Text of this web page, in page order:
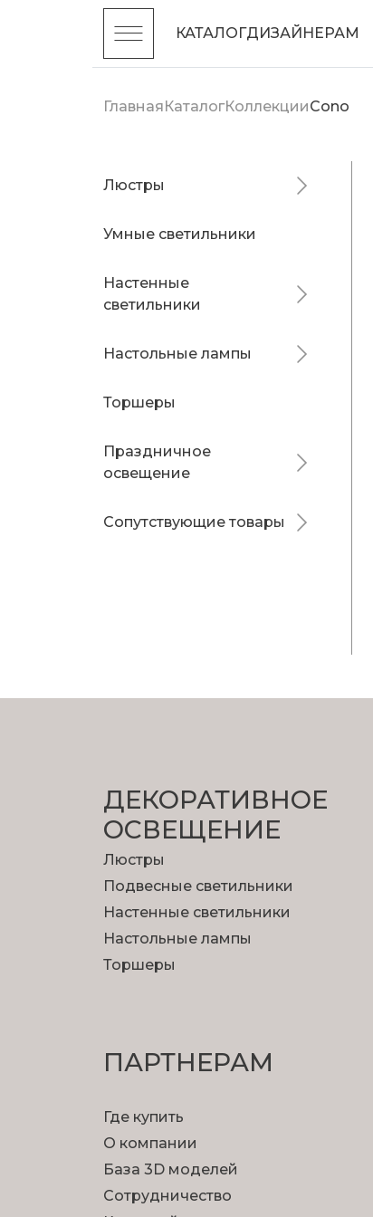
КАТАЛОГДИЗАЙНЕРАМ
ГлавнаяКаталогКоллекцииCono
Люстры
Умные светильники
Настенные
светильники
Настольные лампы
Торшеры
Праздничное
освещение
Сопутствующие товары
ДЕКОРАТИВНОЕ
ОСВЕЩЕНИЕ
Люстры
Подвесные светильники
Настенные светильники
Настольные лампы
Торшеры
ПАРТНЕРАМ
Где купить
О компании
База 3D моделей
Сотрудничество